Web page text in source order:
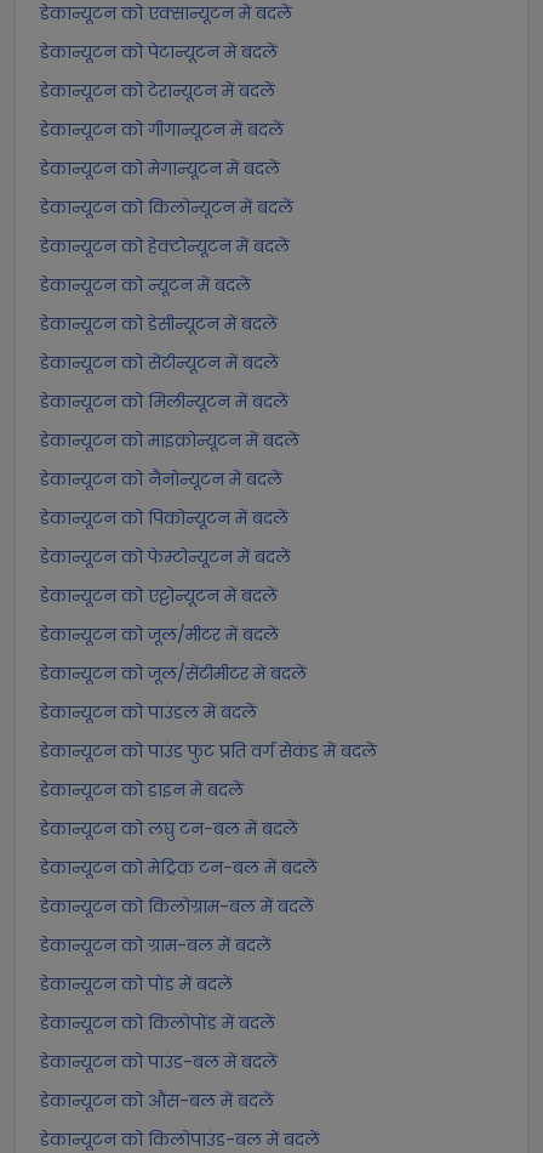
डेकान्यूटन को एक्सान्यूटन में बदलें
डेकान्यूटन को पेटान्यूटन में बदलें
डेकान्यूटन को टेरान्यूटन में बदलें
डेकान्यूटन को गीगान्यूटन में बदलें
डेकान्यूटन को मेगान्यूटन में बदलें
डेकान्यूटन को किलोन्यूटन में बदलें
डेकान्यूटन को हेक्टोन्यूटन में बदलें
डेकान्यूटन को न्यूटन में बदलें
डेकान्यूटन को डेसीन्यूटन में बदलें
डेकान्यूटन को सेंटीन्यूटन में बदलें
डेकान्यूटन को मिलीन्यूटन में बदलें
डेकान्यूटन को माइक्रोन्यूटन में बदलें
डेकान्यूटन को नैनोन्यूटन में बदलें
डेकान्यूटन को पिकोन्यूटन में बदलें
डेकान्यूटन को फेम्टोन्यूटन में बदलें
डेकान्यूटन को एट्टोन्यूटन में बदलें
डेकान्यूटन को जूल/मीटर में बदलें
डेकान्यूटन को जूल/सेंटीमीटर में बदलें
डेकान्यूटन को पाउंडल में बदलें
डेकान्यूटन को पाउंड फुट प्रति वर्ग सेकंड में बदलें
डेकान्यूटन को डाइन में बदलें
डेकान्यूटन को लघु टन-बल में बदलें
डेकान्यूटन को मेट्रिक टन-बल में बदलें
डेकान्यूटन को किलोग्राम-बल में बदलें
डेकान्यूटन को ग्राम-बल में बदलें
डेकान्यूटन को पोंड में बदलें
डेकान्यूटन को किलोपोंड में बदलें
डेकान्यूटन को पाउंड-बल में बदलें
डेकान्यूटन को औंस-बल में बदलें
डेकान्यूटन को किलोपाउंड-बल में बदलें